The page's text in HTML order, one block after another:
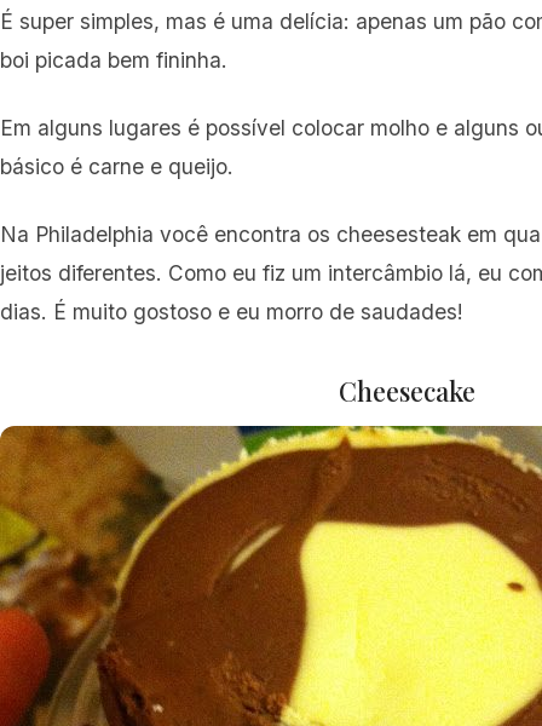
É super simples, mas é uma delícia: apenas um pão
boi picada bem fininha.
Em alguns lugares é possível colocar molho e alguns
básico é carne e queijo.
Na Philadelphia você encontra os cheesesteak em
jeitos diferentes. Como eu fiz um intercâmbio lá, eu
dias. É muito gostoso e eu morro de saudades!
Cheesecake